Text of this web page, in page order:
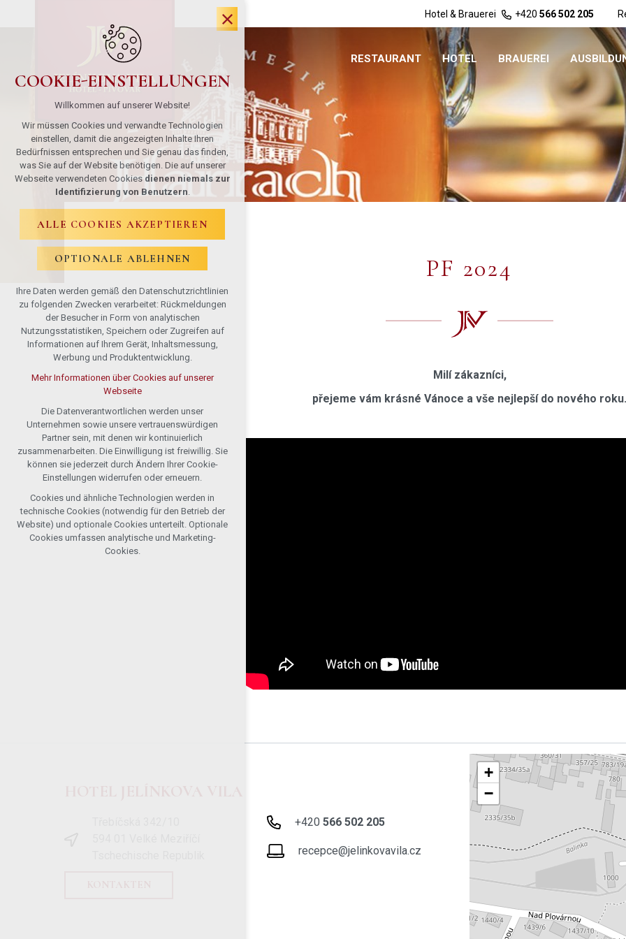
Hotel & Brauerei +420 566 502 205
RESTAURANT HOTEL BRAUEREI
PF 2024
Milí zákazníci,
přejeme vám krásné Vánoce a vše nejlepší do nového roku.
+420 566 502 205
recepce@jelinkovavila.cz
+
−
COOKIE-EINSTELLUNGEN
Willkommen auf unserer Website!
Wir müssen Cookies und verwandte Technologien
einstellen, damit die angezeigten Inhalte Ihren
Bedürfnissen entsprechen und Sie genau das finden,
was Sie auf der Website benötigen. Die auf unserer
Webseite verwendeten Cookies dienen niemals zur
Identifizierung von Benutzern.
ALLE COOKIES AKZEPTIEREN
OPTIONALE ABLEHNEN
Ihre Daten werden gemäß den Datenschutzrichtlinien
zu folgenden Zwecken verarbeitet: Rückmeldungen
der Besucher in Form von analytischen
Nutzungsstatistiken, Speichern oder Zugreifen auf
Informationen auf Ihrem Gerät, Inhaltsmessung,
Werbung und Produktentwicklung.
Mehr Informationen über Cookies auf unserer
Webseite
Die Datenverantwortlichen werden unser
Unternehmen sowie unsere vertrauenswürdigen
Partner sein, mit denen wir kontinuierlich
zusammenarbeiten. Die Einwilligung ist freiwillig. Sie
können sie jederzeit durch Ändern Ihrer Cookie-
Einstellungen widerrufen oder erneuern.
Cookies und ähnliche Technologien werden in
technische Cookies (notwendig für den Betrieb der
Website) und optionale Cookies unterteilt. Optionale
Cookies umfassen analytische und Marketing-
Cookies.